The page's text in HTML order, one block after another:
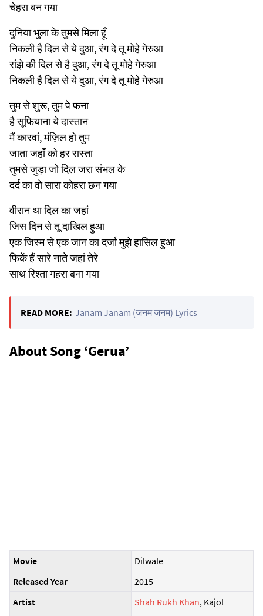
चेहरा बन गया
दुनिया भुला के तुमसे मिला हूँ
निकली है दिल से ये दुआ, रंग दे तू मोहे गेरुआ
रांझे की दिल से है दुआ, रंग दे तू मोहे गेरुआ
निकली है दिल से ये दुआ, रंग दे तू मोहे गेरुआ
तुम से शुरू, तुम पे फना
है सूफियाना ये दास्तान
मैं कारवां, मंज़िल हो तुम
जाता जहाँ को हर रास्ता
तुमसे जुड़ा जो दिल जरा संभल के
दर्द का वो सारा कोहरा छन गया
वीरान था दिल का जहां
जिस दिन से तू दाखिल हुआ
एक जिस्म से एक जान का दर्जा मुझे हासिल हुआ
फिकें हैं सारे नाते जहां तेरे
साथ रिश्ता गहरा बना गया
READ MORE: Janam Janam (जनम जनम) Lyrics
About Song ‘Gerua’
Movie
Dilwale
Released Year
2015
Artist
Shah Rukh Khan, Kajol